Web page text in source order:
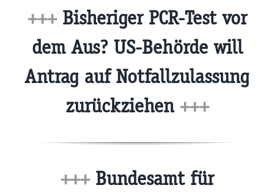
+++Bisheriger PCR-Test vor
dem Aus? US-Behörde will
Antrag auf Notfallzulassung
zurückziehen +++
+++Bundesamt für